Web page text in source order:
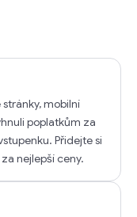
mobilní
poplatkům za
Přidejte si
nejlepší ceny.